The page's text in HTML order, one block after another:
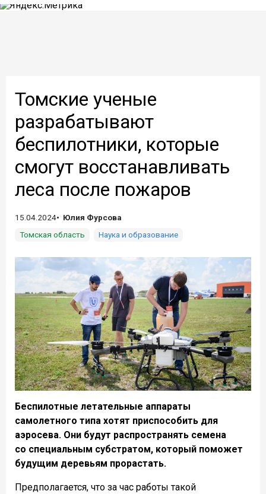
Томские ученые
разрабатывают
беспилотники, которые
смогут восстанавливать
леса после пожаров
15.04.2024
Юлия Фурсова
Томская область
Наука и образование
Беспилотные летательные аппараты
самолетного типа хотят приспособить для
аэросева. Они будут распространять семена
со специальным субстратом, который поможет
будущим деревьям прорастать.
Предполагается, что за час работы такой